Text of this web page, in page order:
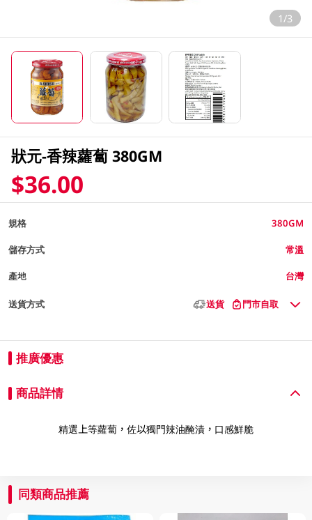
1/3
狀元-香辣蘿蔔 380GM
$36.00
規格 380GM
儲存方式 常溫
產地 台灣
送貨方式 送貨 門市自取
推廣優惠
商品詳情
精選上等蘿蔔，佐以獨門辣油醃漬，口感鮮脆
同類商品推薦